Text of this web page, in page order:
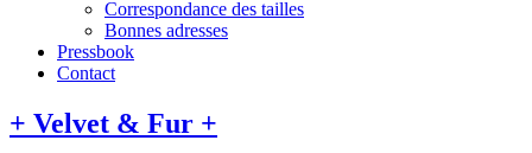
Correspondance des tailles
Bonnes adresses
Pressbook
Contact
+ Velvet & Fur +